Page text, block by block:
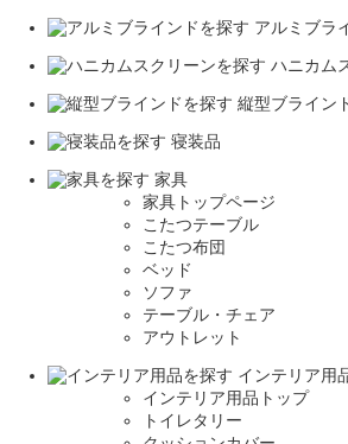
アルミブラ
ハニカム
縦型ブライン
寝装品
家具
家具トップページ
こたつテーブル
こたつ布団
ベッド
ソファ
テーブル・チェア
アウトレット
インテリア用
インテリア用品トップ
トイレタリー